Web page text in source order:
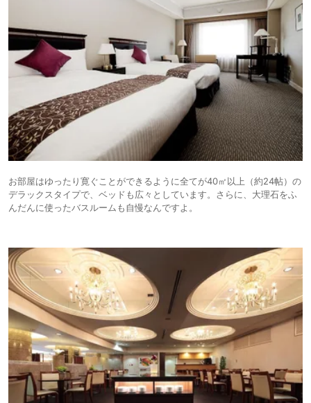
お部屋はゆったり寛ぐことができるように全てが40㎡以上（約24帖）の
デラックスタイプで、ベッドも広々としています。さらに、大理石をふ
んだんに使ったバスルームも自慢なんですよ。